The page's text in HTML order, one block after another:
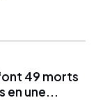
49 morts
en une...